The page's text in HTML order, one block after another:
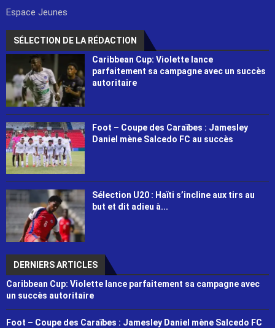
Espace Jeunes
SÉLECTION DE LA RÉDACTION
Caribbean Cup: Violette lance
parfaitement sa campagne avec un succès
autoritaire
Foot – Coupe des Caraïbes : Jamesley
Daniel mène Salcedo FC au succès
Sélection U20 : Haïti s’incline aux tirs au
but et dit adieu à...
DERNIERS ARTICLES
Caribbean Cup: Violette lance parfaitement sa campagne avec
un succès autoritaire
Foot – Coupe des Caraïbes : Jamesley Daniel mène Salcedo FC